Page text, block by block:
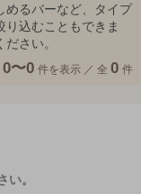
めるバーなど、タイプ
込むこともできま
さい。
0〜0 件を表示 ／ 全 0 件
い。